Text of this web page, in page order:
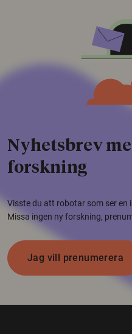
Nyhetsbrev
forskning
Visste du att robotar som ser en
Missa ingen ny forskning,
Jag vill prenumerera